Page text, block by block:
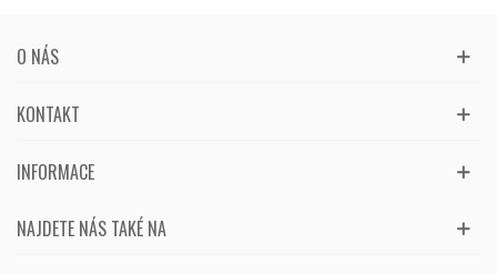
O NÁS
KONTAKT
NAJDETE NÁS TAKÉ NA
INFORMACE